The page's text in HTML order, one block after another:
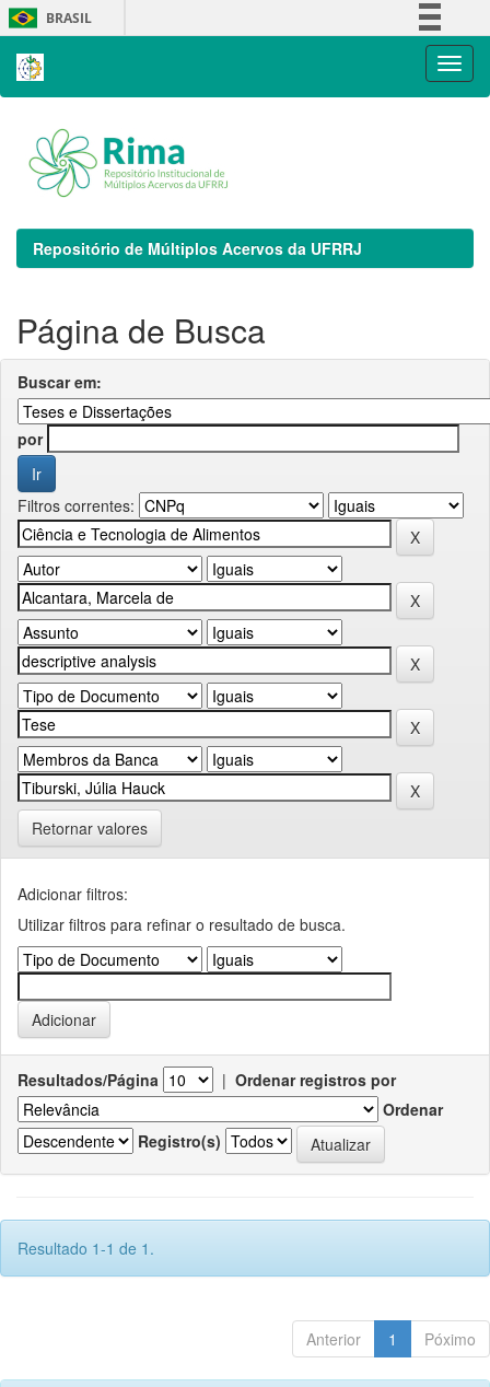
Skip
navigation
BRASIL
Repositório de Múltiplos Acervos da UFRRJ
Página de Busca
Buscar em:
por
Filtros correntes:
Retornar valores
Adicionar filtros:
Utilizar filtros para refinar o resultado de busca.
Resultados/Página | Ordenar registros por
Ordenar
Registro(s)
Resultado 1-1 de 1.
Anterior 1 Póximo